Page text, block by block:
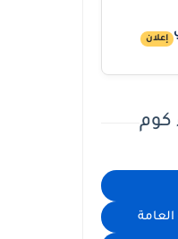
إعلان
كوم
العامة